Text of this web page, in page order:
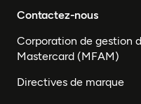
Contactez-nous
Corporation de gestion
Mastercard (MFAM)
Directives de marque